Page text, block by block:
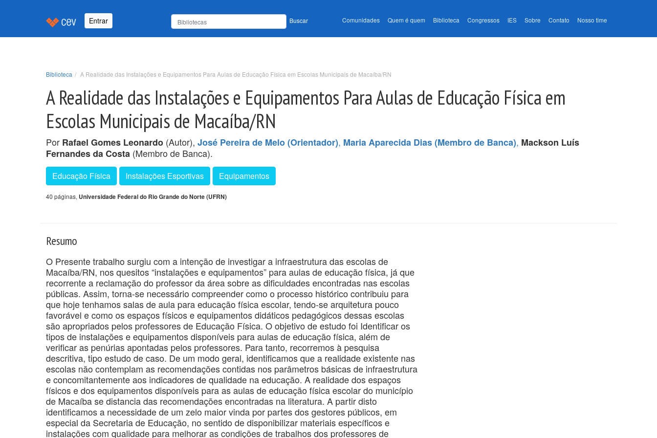
Entrar Buscar Comunidades Quem é quem Biblioteca Congressos IES Sobre Contato Nosso time
Biblioteca A Realidade das Instalações e Equipamentos Para Aulas de Educação Física em Escolas Municipais de Macaíba/RN
A Realidade das Instalações e Equipamentos Para Aulas de Educação Física em
Escolas Municipais de Macaíba/RN
Por Rafael Gomes Leonardo (Autor), José Pereira de Melo (Orientador), Maria Aparecida Dias (Membro de Banca), Mackson Luís
Fernandes da Costa (Membro de Banca).
Educação Física Instalações Esportivas Equipamentos
40 páginas, Universidade Federal do Rio Grande do Norte (UFRN)
Resumo
O Presente trabalho surgiu com a intenção de investigar a infraestrutura das escolas de
Macaíba/RN, nos quesitos “instalações e equipamentos” para aulas de educação física, já que
recorrente a reclamação do professor da área sobre as dificuldades encontradas nas escolas
públicas. Assim, torna-se necessário compreender como o processo histórico contribuiu para
que hoje tenhamos salas de aula para educação física escolar, tendo-se arquitetura pouco
favorável e como os espaços físicos e equipamentos didáticos pedagógicos dessas escolas
são apropriados pelos professores de Educação Física. O objetivo de estudo foi Identificar os
tipos de instalações e equipamentos disponíveis para aulas de educação física, além de
verificar as penúrias apontadas pelos professores. Para tanto, recorremos à pesquisa
descritiva, tipo estudo de caso. De um modo geral, identificamos que a realidade existente nas
escolas não contemplam as recomendações contidas nos parâmetros básicas de infraestrutura
e concomitantemente aos indicadores de qualidade na educação. A realidade dos espaços
físicos e dos equipamentos disponíveis para as aulas de educação física escolar do município
de Macaíba se distancia das recomendações encontradas na literatura. A partir disto
identificamos a necessidade de um zelo maior vinda por partes dos gestores públicos, em
especial da Secretaria de Educação, no sentido de disponibilizar materiais específicos e
instalações com qualidade para melhorar as condições de trabalhos dos professores de